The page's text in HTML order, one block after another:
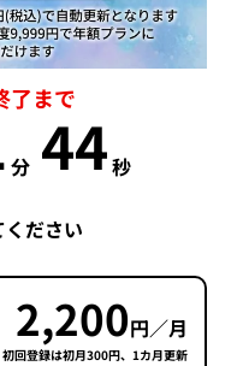
了まで
分 43秒
ださい
2,200円／月
初回登録は初月300円、1カ月更新